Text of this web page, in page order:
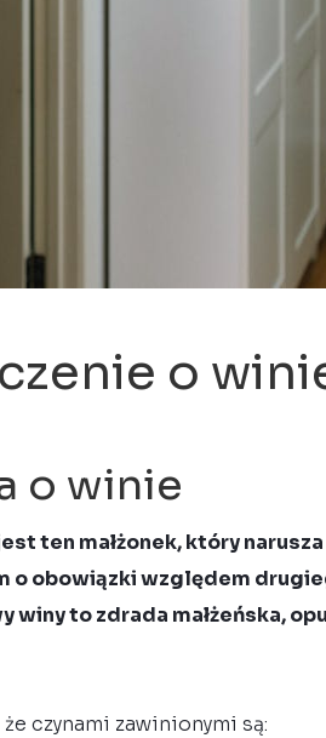
o
o winie
ten małżonek, który
o obowiązki względem
to zdrada małżeńska,
czynami zawinionymi są: